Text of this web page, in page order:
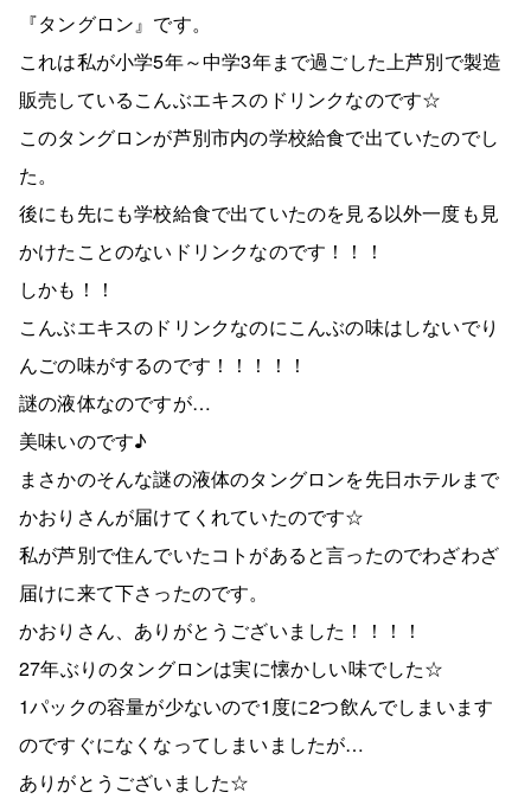
『タングロン』です。
これは私が小学5年～中学3年まで過ごした上芦別で製造
販売しているこんぶエキスのドリンクなのです☆
このタングロンが芦別市内の学校給食で出ていたのでし
た。
後にも先にも学校給食で出ていたのを見る以外一度も見
かけたことのないドリンクなのです！！！
しかも！！
こんぶエキスのドリンクなのにこんぶの味はしないでり
んごの味がするのです！！！！！
謎の液体なのですが…
美味いのです♪
まさかのそんな謎の液体のタングロンを先日ホテルまで
かおりさんが届けてくれていたのです☆
私が芦別で住んでいたコトがあると言ったのでわざわざ
届けに来て下さったのです。
かおりさん、ありがとうございました！！！！
27年ぶりのタングロンは実に懐かしい味でした☆
1パックの容量が少ないので1度に2つ飲んでしまいます
のですぐになくなってしまいましたが…
ありがとうございました☆